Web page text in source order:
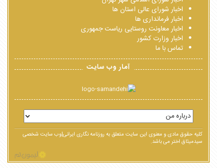
اخبار شورای عالی استان ها
اخبار فرمانداری ها
اخبار معاونت روستایی ریاست جمهوری
اخبار وزارت کشور
تماس با ما
آمار وب سایت
کلیه حقوق مادی و معنوی این سایت متعلق به روزنامه نگاری ایرانی|وب سایت شخصی
سیدمیثاق اختر می باشد.